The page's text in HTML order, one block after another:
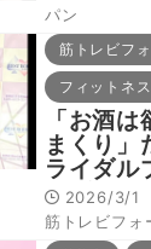
パン
筋トレビフ
フィットネス
「お酒
まくり」
ライダル
のダイエ
たボディ
チは成功
2026/3/1
筋トレビフォ